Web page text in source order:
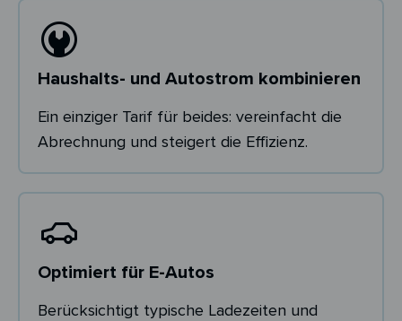
Haushalts- und Autostrom kombinieren
Ein einziger Tarif für beides: vereinfacht die
Abrechnung und steigert die Effizienz.
Optimiert für E-Autos
Berücksichtigt typische Ladezeiten und